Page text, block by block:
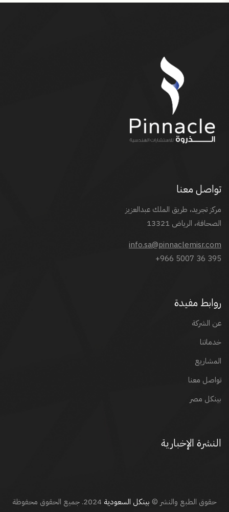
تواصل معنا
مركز تجريد، طريق الملك عبدالعزيز
الصحافة، الرياض 13321
info.sa@pinnaclemisr.com
+966 5007 36 395
روابط مفيدة
عن الشركة
خدماتنا
المشاريع
تواصل معنا
بينكل مصر
النشرة الإخبارية
حقوق الطبع والنشر © بينكل السعودية